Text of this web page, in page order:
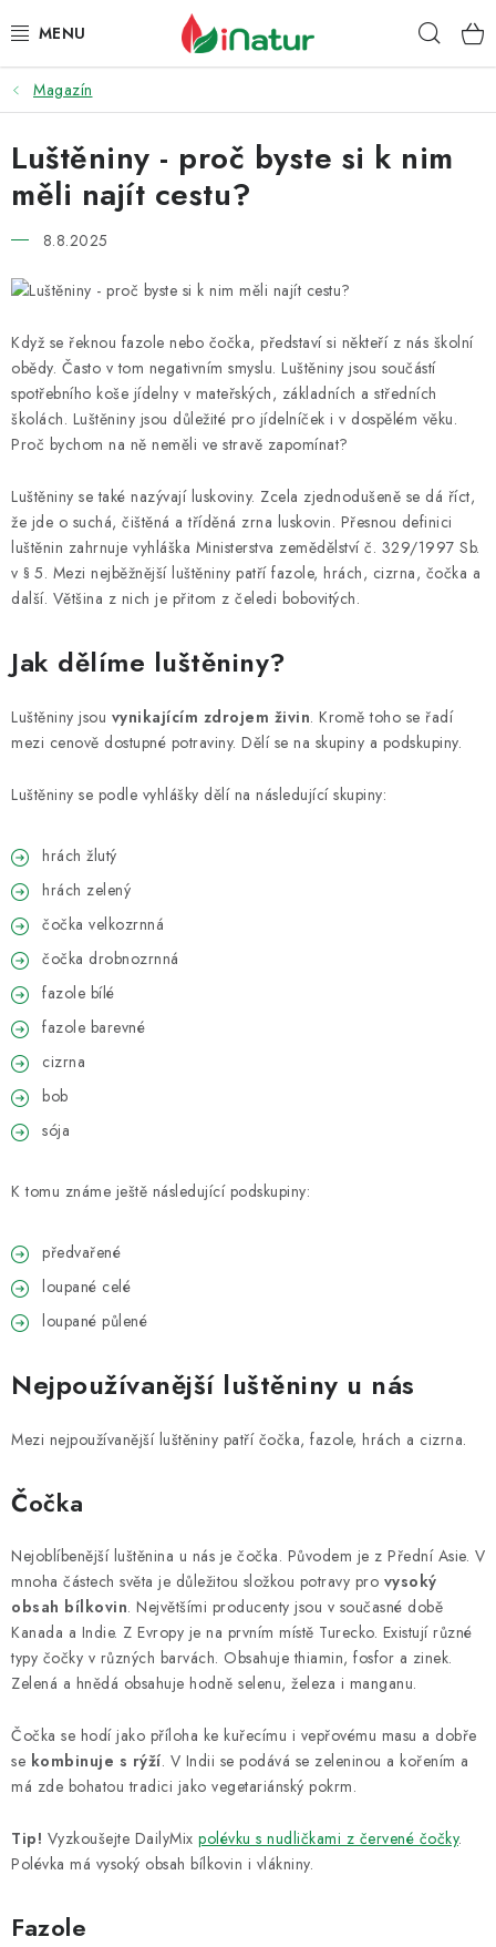
na
POTRAVINY
OŘECHY A SUŠENÉ PLODY
SNACKY
VITAMÍNY
DOPRAVA A PLATBA
VELKOOBCHOD
KONTAKTY
Doprava a platba Velkoobchod
Kontakty
Reklamace a vrácení zboží
Obchodní podmínky
Podmínky ochrany osobních údajů
Magazín
Luštěniny - proč byste si k nim
měli najít cestu?
8.8.2025
Když se řeknou fazole nebo čočka, představí si někteří z nás školní
obědy. Často v tom negativním smyslu. Luštěniny jsou součástí
spotřebního koše jídelny v mateřských, základních a středních
školách. Luštěniny jsou důležité pro jídelníček i v dospělém věku.
Proč bychom na ně neměli ve stravě zapomínat?
Luštěniny se také nazývají luskoviny. Zcela zjednodušeně se dá říct,
že jde o suchá, čištěná a tříděná zrna luskovin. Přesnou definici
luštěnin zahrnuje vyhláška Ministerstva zemědělství č. 329/1997 Sb.
v § 5. Mezi nejběžnější luštěniny patří fazole, hrách, cizrna, čočka a
další. Většina z nich je přitom z čeledi bobovitých.
Jak dělíme luštěniny?
Luštěniny jsou vynikajícím zdrojem živin. Kromě toho se řadí
mezi cenově dostupné potraviny. Dělí se na skupiny a podskupiny.
Luštěniny se podle vyhlášky dělí na následující skupiny:
hrách žlutý
hrách zelený
čočka velkozrnná
čočka drobnozrnná
fazole bílé
fazole barevné
cizrna
bob
sója
K tomu známe ještě následující podskupiny:
předvařené
loupané celé
loupané půlené
Nejpoužívanější luštěniny u nás
Mezi nejpoužívanější luštěniny patří čočka, fazole, hrách a cizrna.
Čočka
Nejoblíbenější luštěnina u nás je čočka. Původem je z Přední Asie. V
mnoha částech světa je důležitou složkou potravy pro vysoký
obsah bílkovin. Největšími producenty jsou v současné době
Kanada a Indie. Z Evropy je na prvním místě Turecko. Existují různé
typy čočky v různých barvách. Obsahuje thiamin, fosfor a zinek.
Zelená a hnědá obsahuje hodně selenu, železa i manganu.
Čočka se hodí jako příloha ke kuřecímu i vepřovému masu a dobře
se kombinuje s rýží. V Indii se podává se zeleninou a kořením a
má zde bohatou tradici jako vegetariánský pokrm.
Tip! Vyzkoušejte DailyMix polévku s nudličkami z červené čočky.
Polévka má vysoký obsah bílkovin i vlákniny.
Fazole